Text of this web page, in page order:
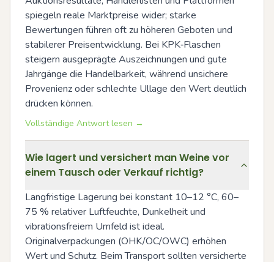
spiegeln reale Marktpreise wider; starke
Bewertungen führen oft zu höheren Geboten und
stabilerer Preisentwicklung. Bei KPK‑Flaschen
steigern ausgeprägte Auszeichnungen und gute
Jahrgänge die Handelbarkeit, während unsichere
Provenienz oder schlechte Ullage den Wert deutlich
drücken können.
Vollständige Antwort lesen →
Wie lagert und versichert man Weine vor
einem Tausch oder Verkauf richtig?
Langfristige Lagerung bei konstant 10–12 °C, 60–
75 % relativer Luftfeuchte, Dunkelheit und
vibrationsfreiem Umfeld ist ideal.
Originalverpackungen (OHK/OC/OWC) erhöhen
Wert und Schutz. Beim Transport sollten versicherte